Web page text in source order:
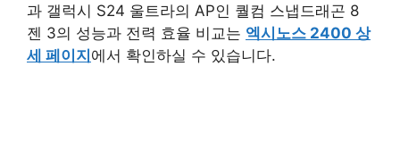
과 갤럭시 S24 울트라의 AP인 퀄컴 스냅드래곤 8
젠 3의 성능과 전력 효율 비교는 엑시노스 2400 상
세 페이지에서 확인하실 수 있습니다.